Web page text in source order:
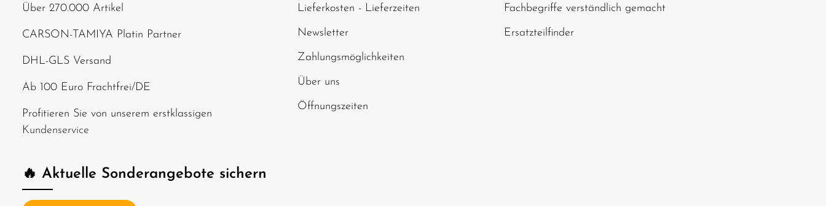
🔥 Aktuelle Sonderangebote sichern
Über 270.000 Artikel
CARSON-TAMIYA Platin Partner
DHL-GLS Versand
Ab 100 Euro Frachtfrei/DE
Profitieren Sie von unserem erstklassigen
Kundenservice
Lieferkosten - Lieferzeiten
Newsletter
Zahlungsmöglichkeiten
Über uns
Öffnungszeiten
Fachbegriffe verständlich gemacht
Ersatzteilfinder